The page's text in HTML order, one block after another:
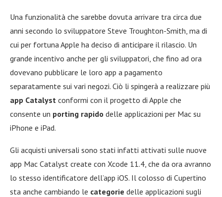
Una funzionalità che sarebbe dovuta arrivare tra circa due
anni secondo lo sviluppatore Steve Troughton-Smith, ma di
cui per fortuna Apple ha deciso di anticipare il rilascio. Un
grande incentivo anche per gli sviluppatori, che fino ad ora
dovevano pubblicare le loro app a pagamento
separatamente sui vari negozi. Ciò li spingerà a realizzare più
app Catalyst conformi con il progetto di Apple che
consente un porting rapido delle applicazioni per Mac su
iPhone e iPad.
Gli acquisti universali sono stati infatti attivati sulle nuove
app Mac Catalyst create con Xcode 11.4, che da ora avranno
lo stesso identificatore dell’app iOS. Il colosso di Cupertino
sta anche cambiando le categorie delle applicazioni sugli